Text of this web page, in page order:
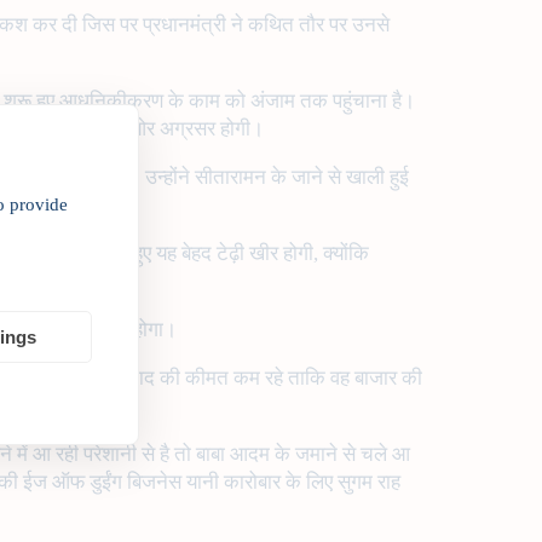
provide
कर दी जिस पर प्रधानमंत्री ने कथित तौर पर उनसे
शुरू हुए आधुनिकीकरण के काम को अंजाम तक पहुंचाना है।
सुधार की ओर अग्रसर होगी।
नहीं खोया। उन्होंने सीतारामन के जाने से खाली हुई
बयार को देखते हुए यह बेहद टेढ़ी खीर होगी, क्योंकि
तक पहुंचाना होगा।
होगा कि उत्पाद की कीमत कम रहे ताकि वह बाजार की
में आ रही परेशानी से है तो बाबा आदम के जमाने से चले आ
ईज ऑफ डुईंग बिजनेस यानी कारोबार के लिए सुगम राह